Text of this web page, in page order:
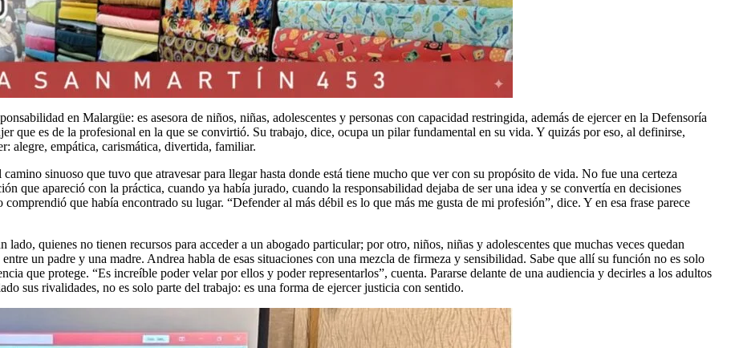
en Malargüe: es asesora de niños, niñas, adolescentes y personas con capacidad restringida, además de ejercer en la Defensoría
que es de la profesional en la que se convirtió. Su trabajo, dice, ocupa un pilar fundamental en su vida. Y quizás por eso, al definirse,
alegre, empática, carismática, divertida, familiar.
sinuoso que tuvo que atravesar para llegar hasta donde está tiene mucho que ver con su propósito de vida. No fue una certeza
que apareció con la práctica, cuando ya había jurado, cuando la responsabilidad dejaba de ser una idea y se convertía en decisiones
que había encontrado su lugar. “Defender al más débil es lo que más me gusta de mi profesión”, dice. Y en esa frase parece
lado, quienes no tienen recursos para acceder a un abogado particular; por otro, niños, niñas y adolescentes que muchas veces quedan
un padre y una madre. Andrea habla de esas situaciones con una mezcla de firmeza y sensibilidad. Sabe que allí su función no es solo
que protege. “Es increíble poder velar por ellos y poder representarlos”, cuenta. Pararse delante de una audiencia y decirles a los adultos
sus rivalidades, no es solo parte del trabajo: es una forma de ejercer justicia con sentido.